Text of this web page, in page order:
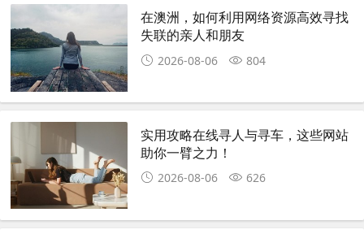
在澳洲，如何利用网络资源高效寻找
失联的亲人和朋友
2026-08-06 804
实用攻略在线寻人与寻车，这些网站
助你一臂之力！
2026-08-06 626